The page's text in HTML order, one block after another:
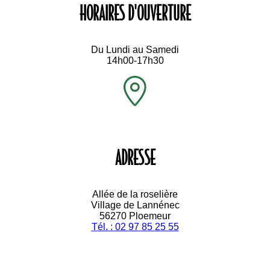
HORAIRES D'OUVERTURE
Du Lundi au Samedi
14h00-17h30
ADRESSE
Allée de la roselière
Village de Lannénec
56270 Ploemeur
Tél. : 02 97 85 25 55